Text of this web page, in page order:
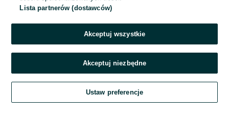
Zaloguj się
Kontynuując za pośrednictwem jednego z dostawców wskazanych powyżej,
OLX.pl w jego aktualnym brzmieniu.
Lista partnerów (dostawców)
Akceptuj wszystkie
Akceptuj niezbędne
Ustaw preferencje